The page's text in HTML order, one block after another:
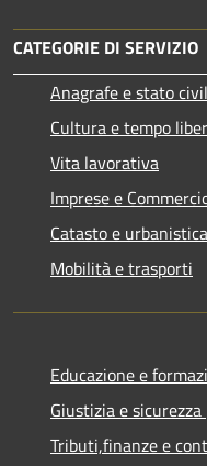
CATEGORIE DI SERVIZIO
Anagrafe e stato
Cultura e tempo
Vita lavorativa
Imprese e
Catasto e urbanistica
Mobilità e trasporti
Educazione e
Giustizia e
Tributi,finanze e